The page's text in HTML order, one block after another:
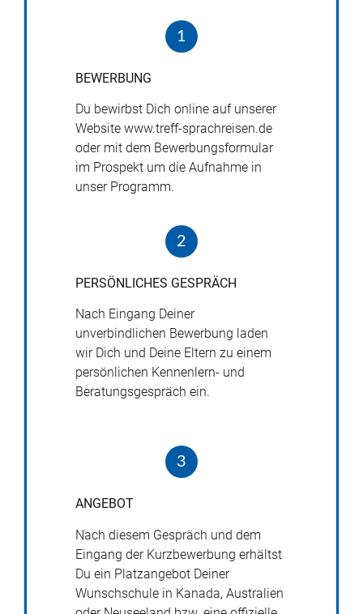
1
BEWERBUNG
Du bewirbst Dich online auf unserer
Website www.treff-­sprachreisen.de
oder mit dem Bewerbungsformular
im Prospekt um die Aufnahme in
unser Programm.
2
PERSÖNLICHES GESPRÄCH
Nach Eingang Deiner
unverbindlichen Bewerbung laden
wir Dich und Deine Eltern zu einem
persönlichen Kennenlern- und
Beratungsgespräch ein.
3
ANGEBOT
Nach diesem Gespräch und dem
Eingang der Kurzbewerbung erhältst
Du ein Platzangebot Deiner
Wunschschule in Kanada, Australien